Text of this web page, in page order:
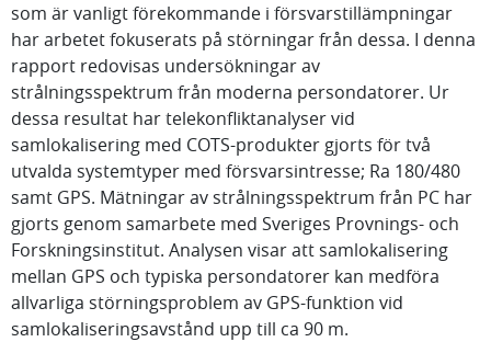
som är vanligt förekommande i försvarstillämpningar
har arbetet fokuserats på störningar från dessa. I denna
rapport redovisas undersökningar av
strålningsspektrum från moderna persondatorer. Ur
dessa resultat har telekonfliktanalyser vid
samlokalisering med COTS-produkter gjorts för två
utvalda systemtyper med försvarsintresse; Ra 180/480
samt GPS. Mätningar av strålningsspektrum från PC har
gjorts genom samarbete med Sveriges Provnings- och
Forskningsinstitut. Analysen visar att samlokalisering
mellan GPS och typiska persondatorer kan medföra
allvarliga störningsproblem av GPS-funktion vid
samlokaliseringsavstånd upp till ca 90 m.